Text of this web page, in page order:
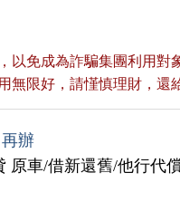
以免成為詐騙集團利用對
無限好，請慬慎理財，還
辦
原車/借新還舊/他行代